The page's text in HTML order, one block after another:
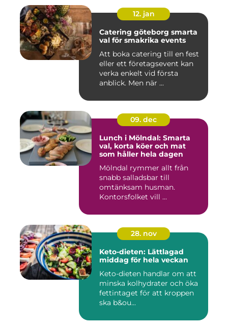
12. jan
Catering göteborg smarta
val för smakrika events
Att boka catering till en fest
eller ett företagsevent kan
verka enkelt vid första
anblick. Men när ...
09. dec
Lunch i Mölndal: Smarta
val, korta köer och mat
som håller hela dagen
Mölndal rymmer allt från
snabb salladsbar till
omtänksam husman.
Kontorsfolket vill ...
28. nov
Keto-dieten: Lättlagad
middag för hela veckan
Keto-dieten handlar om att
minska kolhydrater och öka
fettintaget för att kroppen
ska b&ou...